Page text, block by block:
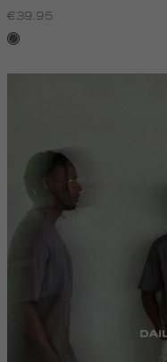
€39.95
lichtbruin